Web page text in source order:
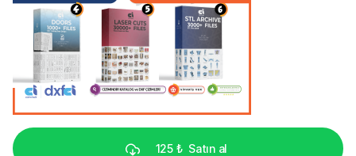
125 ₺ Satın al